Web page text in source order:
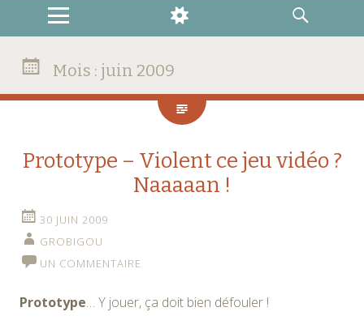
MENU
WIDGETS
RECHERCHE
Mois : juin 2009
Prototype – Violent ce jeu vidéo ?
Naaaaan !
30 JUIN 2009
GROBIGOU
UN COMMENTAIRE
Prototype… Y jouer, ça doit bien défouler !